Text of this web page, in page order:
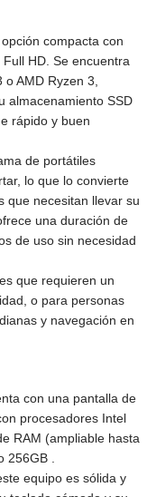
compacta con
HD. Se encuentra
AMD Ryzen 3,
almacenamiento SSD
rápido y buen
de portátiles
lo que lo convierte
que necesitan llevar su
una duración de
de uso sin necesidad
que requieren un
o para personas
y navegación en
con una pantalla de
procesadores Intel
RAM (ampliable hasta
.
equipo es sólida y